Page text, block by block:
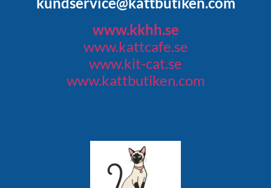
www.kkhh.se
www.kattcafe.se
www.kit-cat.se
www.kattbutiken.com